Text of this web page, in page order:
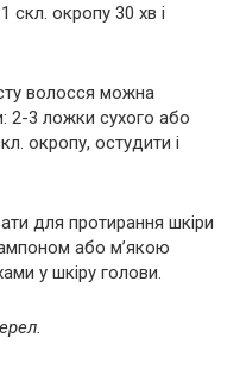
скл. окропу 30 хв і
волосся можна
2-3 ложки сухого або
окропу, остудити і
для протирання шкіри
або м’якою
у шкіру голови.